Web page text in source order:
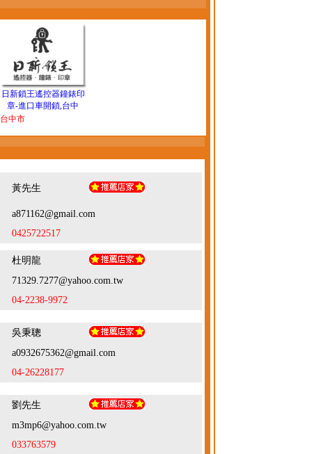
日新鎖王遙控器鐘錶印
章-進口車開鎖,台中
台中市
黃先生
a871162@gmail.com
0425722517
杜明龍
71329.7277@yahoo.com.tw
04-2238-9972
吳秉聰
a0932675362@gmail.com
04-26228177
劉先生
m3mp6@yahoo.com.tw
033763579